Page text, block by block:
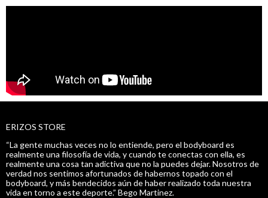
ERIZOS STORE
“La gente muchas veces no lo entiende, pero el bodyboard es
realmente una filosofía de vida, y cuando te conectas con ella, es
realmente una cosa tan adictiva que no la puedes dejar. Nosotros de
verdad nos sentimos afortunados de habernos topado con el
bodyboard, y más bendecidos aún de haber realizado toda nuestra
vida en torno a este deporte.” Bego Martinez.